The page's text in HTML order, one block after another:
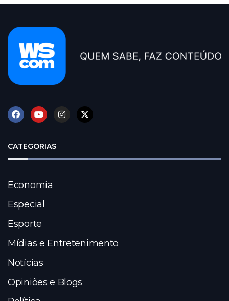
CATEGORIAS
Economia
Especial
Esporte
Mídias e Entretenimento
Notícias
Opiniões e Blogs